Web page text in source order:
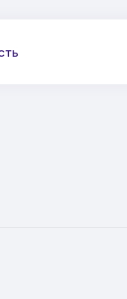
пн-пт: